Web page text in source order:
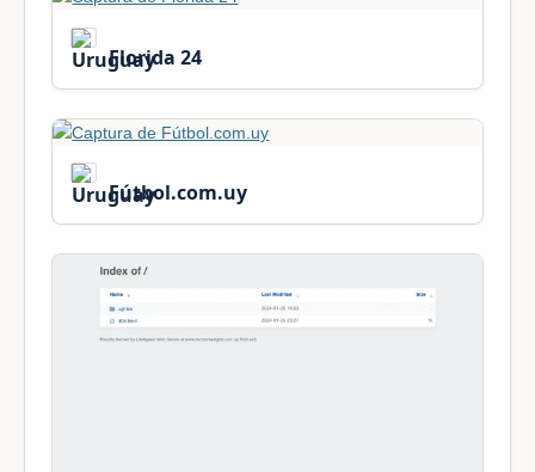
Florida 24
Fútbol.com.uy